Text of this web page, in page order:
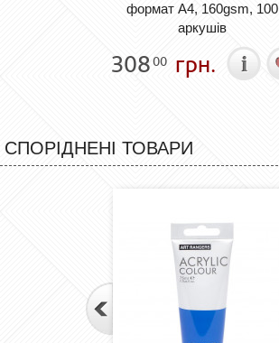
формат А4, 160gsm, 100
аркушів
30800 грн.
СПОРІДНЕНІ ТОВАРИ